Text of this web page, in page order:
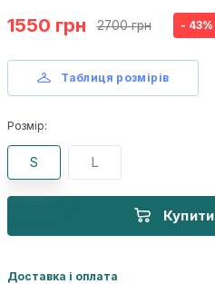
1550 грн 2700 грн - 43%
Таблиця розмірів
Розмір:
S L
Купити
Доставка і оплата